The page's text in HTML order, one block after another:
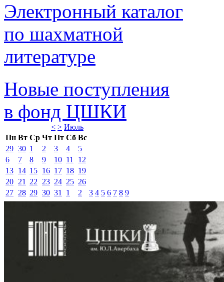
Электронный каталог
по шахматной
литературе
Новые поступления
в фонд ЦШКИ
< > Июль
Пн Вт Ср Чт Пт Сб Вс
29 30 1 2 3 4
5
6
7 8 9 10 11
12
13 14 15 16 17 18 19
20 21 22 23 24 25 26
27 28 29 30 31 1 2 3 4 5 6 7 8 9